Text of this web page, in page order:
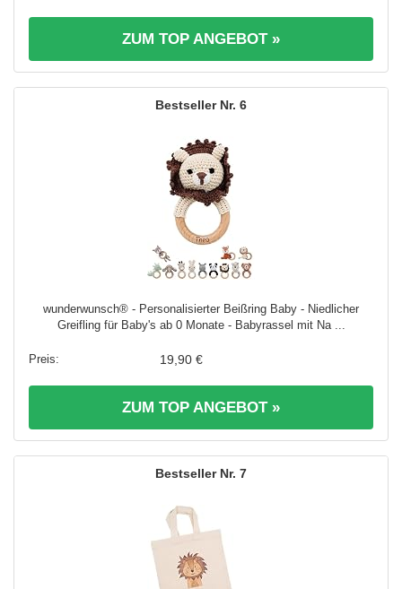
ZUM TOP ANGEBOT »
6
wunderwunsch® - Personalisierter Beißring Baby - Niedlicher
Greifling für Baby's ab 0 Monate - Babyrassel mit Na ...
19,90 €
ZUM TOP ANGEBOT »
7